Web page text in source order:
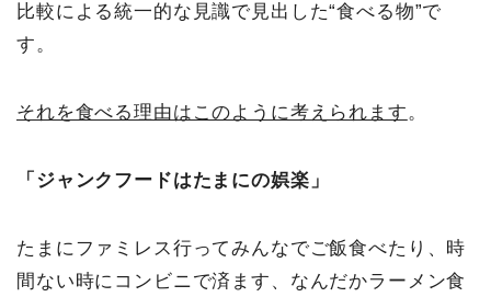
比較による統一的な見識で見出した“食べる物”で
す。
それを食べる理由はこのように考えられます。
「ジャンクフードはたまにの娯楽」
たまにファミレス行ってみんなでご飯食べたり、時
間ない時にコンビニで済ます、なんだかラーメン食